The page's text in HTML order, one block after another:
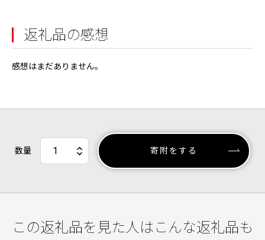
返礼品の感想
感想はまだありません。
数量 寄附をする
この返礼品を見た人はこんな返礼品も